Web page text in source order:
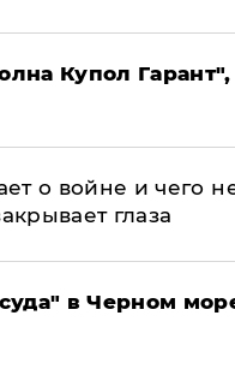
Купол Гарант",
о войне и чего
глаза
в Черном